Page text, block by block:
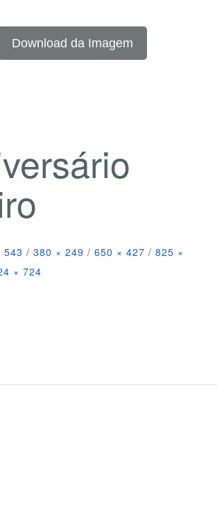
Download da Imagem
543 / 380 × 249 / 650 × 427 / 825 ×
× 724